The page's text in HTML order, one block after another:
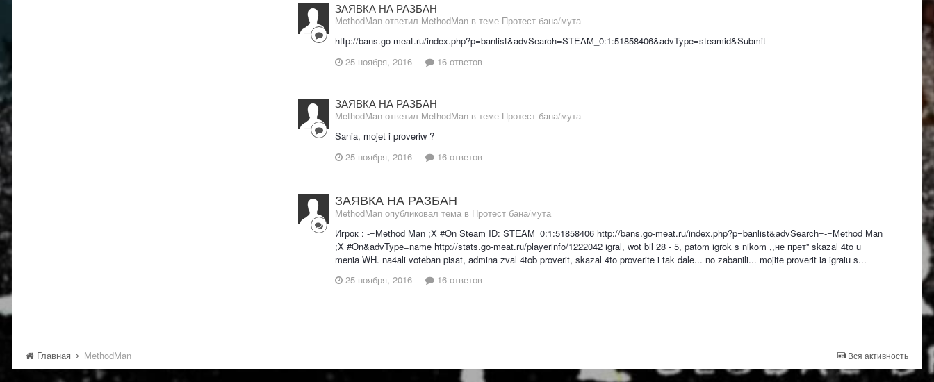
ЗАЯВКА НА РАЗБАН
MethodMan ответил MethodMan в теме Протест бана/мута
http://bans.go-meat.ru/index.php?p=banlist&advSearch=STEAM_0:1:51858406&advType=steamid&Submit
25 ноября, 2016
16 ответов
ЗАЯВКА НА РАЗБАН
MethodMan ответил MethodMan в теме Протест бана/мута
Sania, mojet i proveriw ?
25 ноября, 2016
16 ответов
ЗАЯВКА НА РАЗБАН
MethodMan опубликовал тема в Протест бана/мута
Игрок : -=Method Man ;X #On Steam ID: STEAM_0:1:51858406 http://bans.go-meat.ru/index.php?p=banlist&advSearch=-=Method Man
;X #On&advType=name http://stats.go-meat.ru/playerinfo/1222042 igral, wot bil 28 - 5, patom igrok s nikom ,,не прет'' skazal 4to u
menia WH. na4ali voteban pisat, admina zval 4tob proverit, skazal 4to proverite i tak dale... no zabanili... mojite proverit ia igraiu s...
25 ноября, 2016
16 ответов
Вся активность
Главная MethodMan